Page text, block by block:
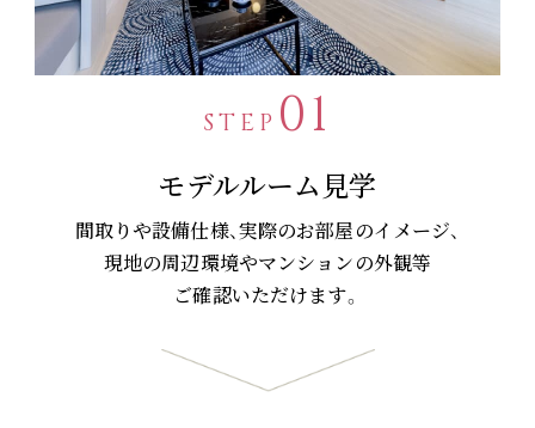
STEP 01
モデルルーム見学
間取りや設備仕様、実際のお部屋のイメージ、
現地の周辺環境やマンションの外観等
ご確認いただけます。